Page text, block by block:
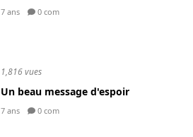
7 ans 0 com
1,816 vues
Un beau message d'espoir
7 ans 0 com